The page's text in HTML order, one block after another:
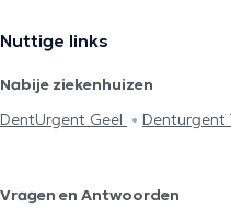
Nuttige links
Nabije ziekenhuizen
DentUrgent Geel
Denturgent
Vragen en Antwoorden